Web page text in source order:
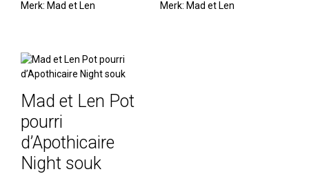
Merk: Mad et Len Merk: Mad et Len
Mad et Len Pot
pourri
d’Apothicaire
Night souk